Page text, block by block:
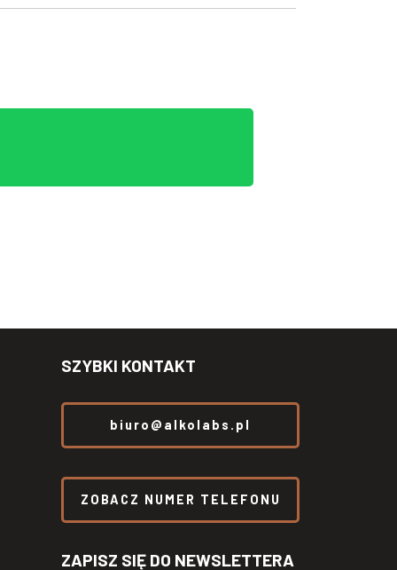
SZYBKI KONTAKT
biuro@alkolabs.pl
ZOBACZ NUMER TELEFONU
ZAPISZ SIĘ DO NEWSLETTERA